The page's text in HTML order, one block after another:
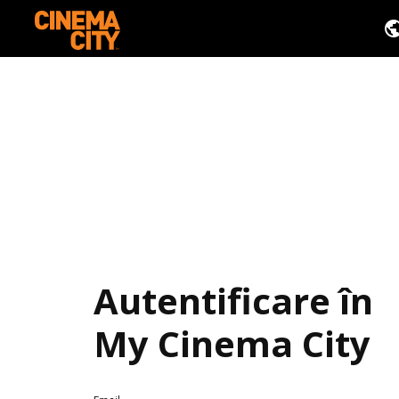
Autentificare în
My Cinema City